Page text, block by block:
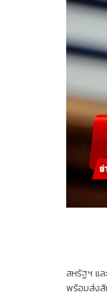
สหรัฐฯ แ
พร้อมส่งสั